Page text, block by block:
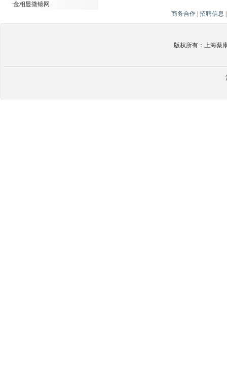
·金相显微镜网
商务合作 招聘信息
版权所有：上海蔡